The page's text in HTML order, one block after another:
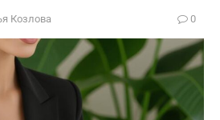
Козлова 0